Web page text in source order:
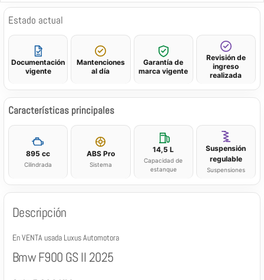
Estado actual
Documentación
vigente
Mantenciones
al día
Garantía de
marca vigente
Revisión de
ingreso
realizada
Características principales
895 cc
Cilindrada
ABS Pro
Sistema
14,5 L
Capacidad de
estanque
Suspensión
regulable
Suspensiones
Descripción
En VENTA usada Luxus Automotora
Bmw F900 GS II 2025